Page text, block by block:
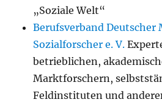
„Soziale Welt“
Berufsverband Deutscher
Sozialforscher e. V.
betrieblichen,
Marktforschern,
Feldinstituten und